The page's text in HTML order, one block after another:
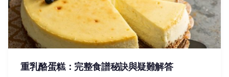
重乳酪蛋糕：完整食譜秘訣與疑難解答